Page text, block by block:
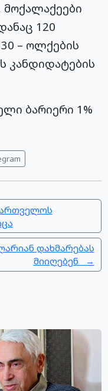
მოქალაქეები
120
– ოლქების
კანდიდატების
ბარიერი 1%
დახმარებას
მიიღებენ →